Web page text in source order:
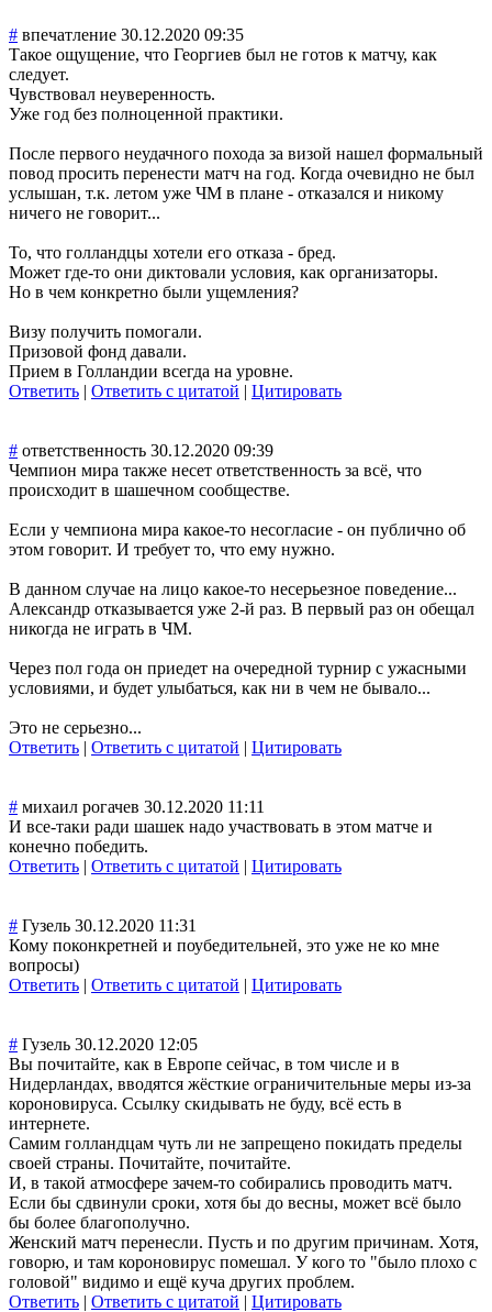
# впечатление 30.12.2020 09:35
Такое ощущение, что Георгиев был не готов к матчу, как
следует.
Чувствовал неуверенность.
Уже год без полноценной практики.
После первого неудачного похода за визой нашел формальный
повод просить перенести матч на год. Когда очевидно не был
услышан, т.к. летом уже ЧМ в плане - отказался и никому
ничего не говорит...
То, что голландцы хотели его отказа - бред.
Может где-то они диктовали условия, как организаторы.
Но в чем конкретно были ущемления?
Визу получить помогали.
Призовой фонд давали.
Прием в Голландии всегда на уровне.
Ответить | Ответить с цитатой | Цитировать
# ответственность 30.12.2020 09:39
Чемпион мира также несет ответственность за всё, что
происходит в шашечном сообществе.
Если у чемпиона мира какое-то несогласие - он публично об
этом говорит. И требует то, что ему нужно.
В данном случае на лицо какое-то несерьезное поведение...
Александр отказывается уже 2-й раз. В первый раз он обещал
никогда не играть в ЧМ.
Через пол года он приедет на очередной турнир с ужасными
условиями, и будет улыбаться, как ни в чем не бывало...
Это не серьезно...
Ответить | Ответить с цитатой | Цитировать
# михаил рогачев 30.12.2020 11:11
И все-таки ради шашек надо участвовать в этом матче и
конечно победить.
Ответить | Ответить с цитатой | Цитировать
# Гузель 30.12.2020 11:31
Кому поконкретней и поубедительней, это уже не ко мне
вопросы)
Ответить | Ответить с цитатой | Цитировать
# Гузель 30.12.2020 12:05
Вы почитайте, как в Европе сейчас, в том числе и в
Нидерландах, вводятся жёсткие ограничительные меры из-за
короновируса. Ссылку скидывать не буду, всё есть в
интернете.
Самим голландцам чуть ли не запрещено покидать пределы
своей страны. Почитайте, почитайте.
И, в такой атмосфере зачем-то собирались проводить матч.
Если бы сдвинули сроки, хотя бы до весны, может всё было
бы более благополучно.
Женский матч перенесли. Пусть и по другим причинам. Хотя,
говорю, и там короновирус помешал. У кого то "было плохо с
головой" видимо и ещё куча других проблем.
Ответить | Ответить с цитатой | Цитировать